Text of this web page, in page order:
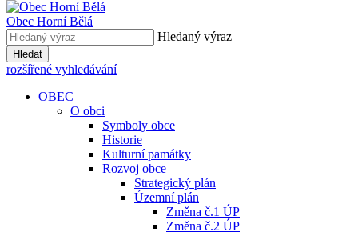
Obec HorníBělá
Hledaný výraz
Hledat
rozšířené vyhledávání
OBEC
O obci
Symboly obce
Historie
Kulturní památky
Rozvoj obce
Strategický plán
Územní plán
Změna č.1 ÚP
Změna č.2 ÚP